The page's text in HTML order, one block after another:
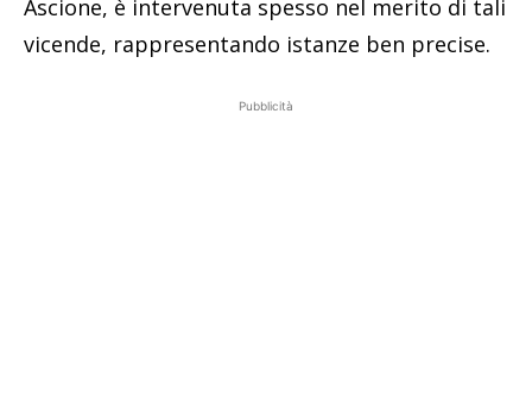
Ascione, è intervenuta spesso nel merito di tali
vicende, rappresentando istanze ben precise.
Pubblicità